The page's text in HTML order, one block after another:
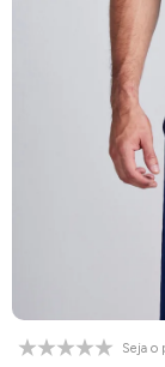
Seja o